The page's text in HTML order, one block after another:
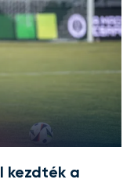
kezdték a